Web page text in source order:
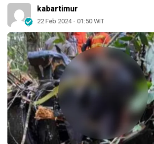
kabartimur
22 Feb 2024 - 01:50 WIT